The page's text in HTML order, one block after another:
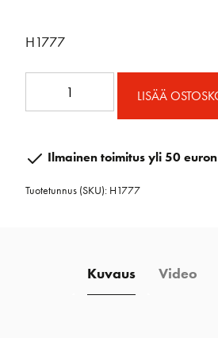
H1777
pieni
LISÄÄ
Ilmainen toimitus yli 50
Tuotetunnus (SKU): H1777
Kuvaus Video